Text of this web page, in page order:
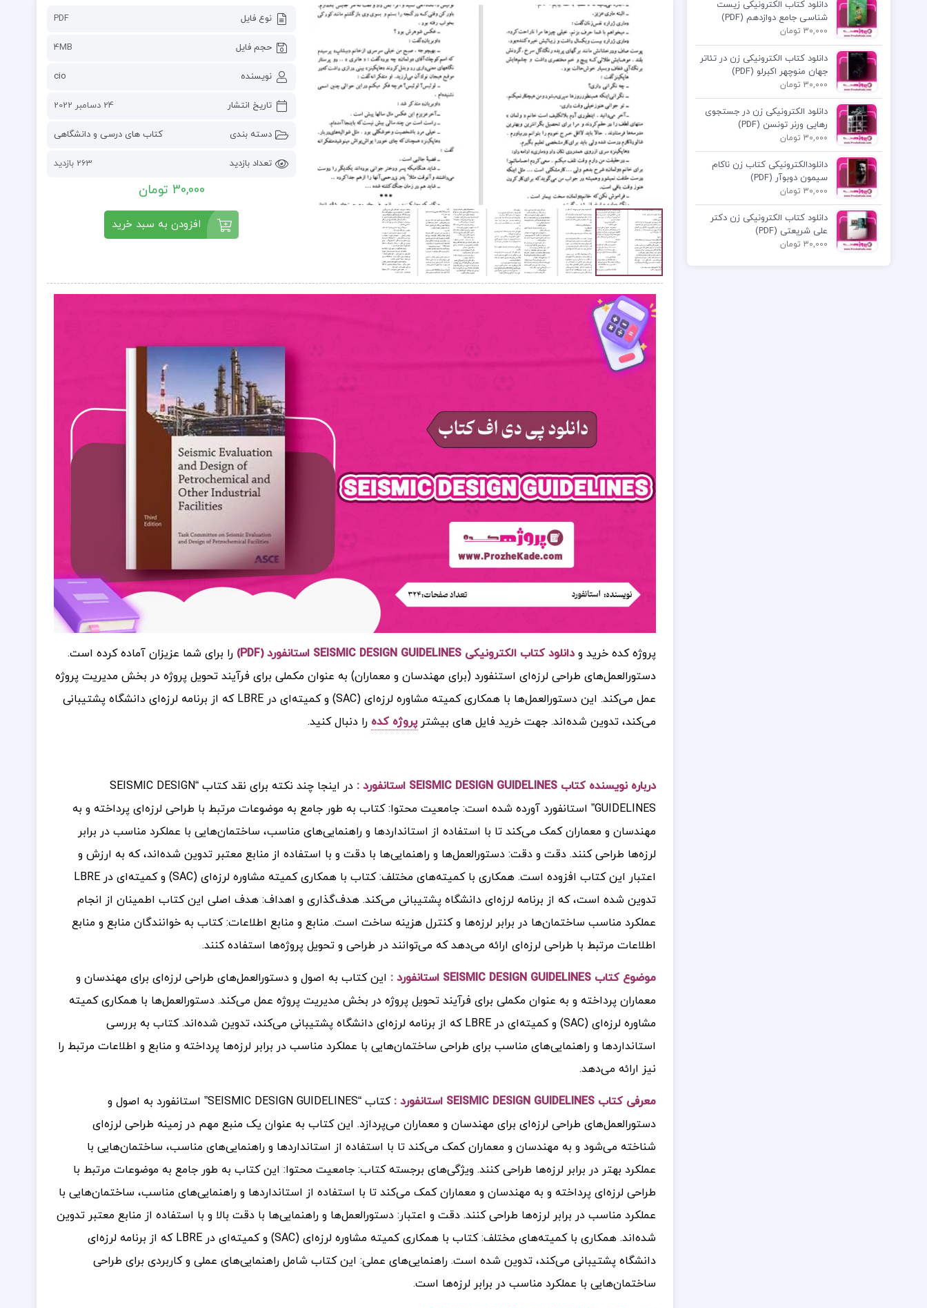
نوع فایل PDF
حجم فایل 4MB
نویسنده cio
تاریخ انتشار 24 دسامبر 2022
دسته بندی کتاب های درسی و دانشگاهی
تعداد بازدید 263 بازدید
30,000 تومان
افزودن به سبد خرید
پروژه کده خرید و دانلود کتاب الکترونیکی SEISMIC DESIGN GUIDELINES استانفورد (PDF)
را برای شما عزیزان آماده کرده است.
دستورالعمل‌های طراحی لرزه‌ای استنفورد (برای مهندسان و معماران) به عنوان مکملی برای فرآیند تحویل پروژه در بخش مدیریت پروژه
عمل می‌کند. این دستورالعمل‌ها با همکاری کمیته مشاوره لرزه‌ای (SAC) و کمیته‌ای در LBRE که از برنامه لرزه‌ای دانشگاه پشتیبانی
می‌کند، تدوین شده‌اند.جهت خرید فایل های بیشتر پروژه کده را دنبال کنید.
درباره نویسنده کتاب SEISMIC DESIGN GUIDELINES استانفورد :
در اینجا چند نکته برای نقد کتاب “SEISMIC DESIGN
GUIDELINES” استانفورد آورده شده است: جامعیت محتوا: کتاب به طور جامع به موضوعات مرتبط با طراحی لرزه‌ای پرداخته و به
مهندسان و معماران کمک می‌کند تا با استفاده از استانداردها و راهنمایی‌های مناسب، ساختمان‌هایی با عملکرد مناسب در برابر
لرزه‌ها طراحی کنند. دقت و دقت: دستورالعمل‌ها و راهنمایی‌ها با دقت و با استفاده از منابع معتبر تدوین شده‌اند، که به ارزش و
اعتبار این کتاب افزوده است. همکاری با کمیته‌های مختلف: کتاب با همکاری کمیته مشاوره لرزه‌ای (SAC) و کمیته‌ای در LBRE
تدوین شده است، که از برنامه لرزه‌ای دانشگاه پشتیبانی می‌کند. هدف‌گذاری و اهداف: هدف اصلی این کتاب اطمینان از انجام
عملکرد مناسب ساختمان‌ها در برابر لرزه‌ها و کنترل هزینه ساخت است. منابع و منابع اطلاعات: کتاب به خوانندگان منابع و منابع
اطلاعات مرتبط با طراحی لرزه‌ای ارائه می‌دهد که می‌توانند در طراحی و تحویل پروژه‌ها استفاده کنند.
موضوع کتاب SEISMIC DESIGN GUIDELINES استانفورد :
این کتاب به اصول و دستورالعمل‌های طراحی لرزه‌ای برای مهندسان و
معماران پرداخته و به عنوان مکملی برای فرآیند تحویل پروژه در بخش مدیریت پروژه عمل می‌کند. دستورالعمل‌ها با همکاری کمیته
مشاوره لرزه‌ای (SAC) و کمیته‌ای در LBRE که از برنامه لرزه‌ای دانشگاه پشتیبانی می‌کند، تدوین شده‌اند. کتاب به بررسی
استانداردها و راهنمایی‌های مناسب برای طراحی ساختمان‌هایی با عملکرد مناسب در برابر لرزه‌ها پرداخته و منابع و اطلاعات مرتبط را
نیز ارائه می‌دهد.
معرفی کتاب SEISMIC DESIGN GUIDELINES استانفورد :
کتاب “SEISMIC DESIGN GUIDELINES” استانفورد به اصول و
دستورالعمل‌های طراحی لرزه‌ای برای مهندسان و معماران می‌پردازد. این کتاب به عنوان یک منبع مهم در زمینه طراحی لرزه‌ای
شناخته می‌شود و به مهندسان و معماران کمک می‌کند تا با استفاده از استانداردها و راهنمایی‌های مناسب، ساختمان‌هایی با
عملکرد بهتر در برابر لرزه‌ها طراحی کنند. ویژگی‌های برجسته کتاب: جامعیت محتوا: این کتاب به طور جامع به موضوعات مرتبط با
طراحی لرزه‌ای پرداخته و به مهندسان و معماران کمک می‌کند تا با استفاده از استانداردها و راهنمایی‌های مناسب، ساختمان‌هایی با
عملکرد مناسب در برابر لرزه‌ها طراحی کنند. دقت و اعتبار: دستورالعمل‌ها و راهنمایی‌ها با دقت بالا و با استفاده از منابع معتبر تدوین
شده‌اند. همکاری با کمیته‌های مختلف: کتاب با همکاری کمیته مشاوره لرزه‌ای (SAC) و کمیته‌ای در LBRE که از برنامه لرزه‌ای
دانشگاه پشتیبانی می‌کند، تدوین شده است. راهنمایی‌های عملی: این کتاب شامل راهنمایی‌های عملی و کاربردی برای طراحی
ساختمان‌هایی با عملکرد مناسب در برابر لرزه‌ها است.
دانلود کتاب الکترونیکی زیست
شناسی جامع دوازدهم (PDF)
30,000 تومان
دانلود کتاب الکترونیکی زن در تئاتر
جهان منوچهر اکبرلو (PDF)
30,000 تومان
دانلود الکترونیکی زن در جستجوی
رهایی ورنر تونسن (PDF)
30,000 تومان
دانلودالکترونیکی کتاب زن ناکام
سیمون دوبوآر (PDF)
30,000 تومان
دانلود کتاب الکترونیکی زن دکتر
علی شریعتی (PDF)
30,000 تومان